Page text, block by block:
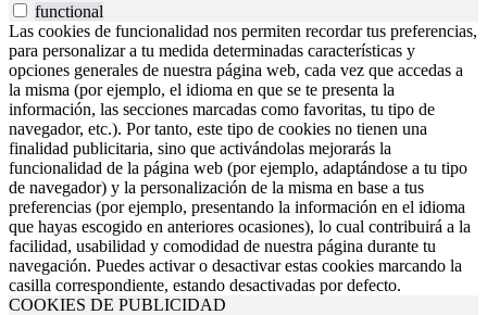
functional
Las cookies de funcionalidad nos permiten recordar tus preferencias,
para personalizar a tu medida determinadas características y
opciones generales de nuestra página web, cada vez que accedas a
la misma (por ejemplo, el idioma en que se te presenta la
información, las secciones marcadas como favoritas, tu tipo de
navegador, etc.). Por tanto, este tipo de cookies no tienen una
finalidad publicitaria, sino que activándolas mejorarás la
funcionalidad de la página web (por ejemplo, adaptándose a tu tipo
de navegador) y la personalización de la misma en base a tus
preferencias (por ejemplo, presentando la información en el idioma
que hayas escogido en anteriores ocasiones), lo cual contribuirá a la
facilidad, usabilidad y comodidad de nuestra página durante tu
navegación. Puedes activar o desactivar estas cookies marcando la
casilla correspondiente, estando desactivadas por defecto.
COOKIES DE PUBLICIDAD